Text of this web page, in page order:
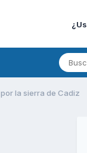
la sierra de Cadiz